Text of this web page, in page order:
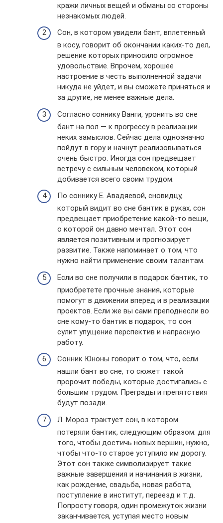
кражи личных вещей и обманы со стороны
незнакомых людей.
Сон, в котором увидели бант, вплетенный
в косу, говорит об окончании каких-то дел,
решение которых приносило огромное
удовольствие. Впрочем, хорошее
настроение в честь выполненной задачи
никуда не уйдет, и вы сможете приняться и
за другие, не менее важные дела.
Согласно соннику Ванги, уронить во сне
бант на пол — к прогрессу в реализации
неких замыслов. Сейчас дела однозначно
пойдут в гору и начнут реализовываться
очень быстро. Иногда сон предвещает
встречу с сильным человеком, который
добивается всего своим трудом.
По соннику Е. Авадяевой, сновидцу,
который видит во сне бантик в руках, сон
предвещает приобретение какой-то вещи,
о которой он давно мечтал. Этот сон
является позитивным и прогнозирует
развитие. Также напоминает о том, что
нужно найти применение своим талантам.
Если во сне получили в подарок бантик, то
приобретете прочные знания, которые
помогут в движении вперед и в реализации
проектов. Если же вы сами преподнесли во
сне кому-то бантик в подарок, то сон
сулит упущение перспектив и напрасную
работу.
Сонник Юноны говорит о том, что, если
нашли бант во сне, то сюжет такой
пророчит победы, которые достигались с
большим трудом. Преграды и препятствия
будут позади.
Л. Мороз трактует сон, в котором
потеряли бантик, следующим образом: для
того, чтобы достичь новых вершин, нужно,
чтобы что-то старое уступило им дорогу.
Этот сон также символизирует такие
важные завершения и начинания в жизни,
как рождение, свадьба, новая работа,
поступление в институт, переезд и т.д.
Попросту говоря, один промежуток жизни
заканчивается, уступая место новым